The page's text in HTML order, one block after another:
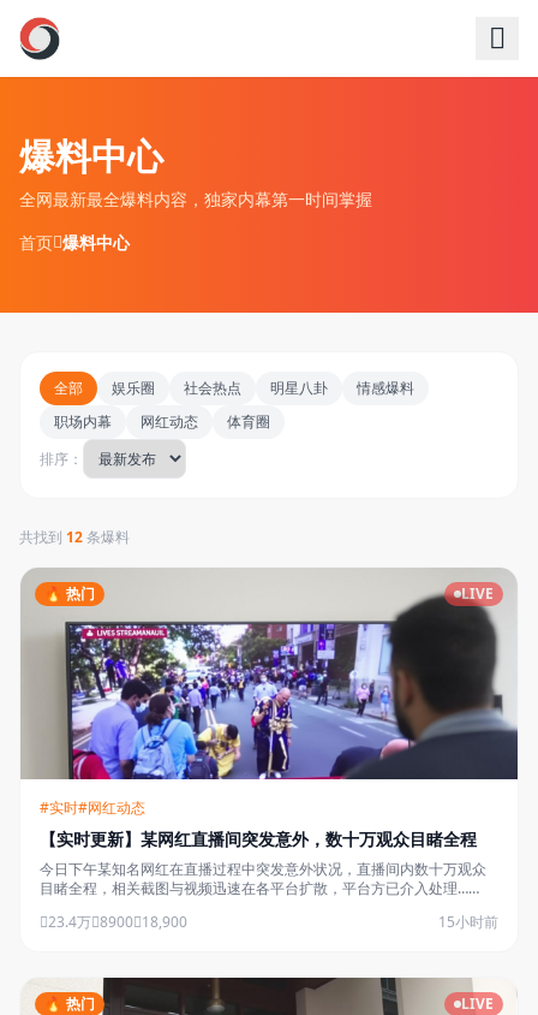
跳过导航
爆料中心
全网最新最全爆料内容，独家内幕第一时间掌握
首页 爆料中心
全部 娱乐圈 社会热点 明星八卦
情感爆料
职场内幕
网红动态
体育圈
排序：
共找到 12条爆料
🔥 热门 LIVE
#实时#网红动态
【实时更新】某网红直播间突发意外，数十万观众目睹全程
今日下午某知名网红在直播过程中突发意外状况，直播间内数十万观众
目睹全程，相关截图与视频迅速在各平台扩散，平台方已介入处理……
23.4万 8900 18,900 15小时前
🔥 热门 LIVE